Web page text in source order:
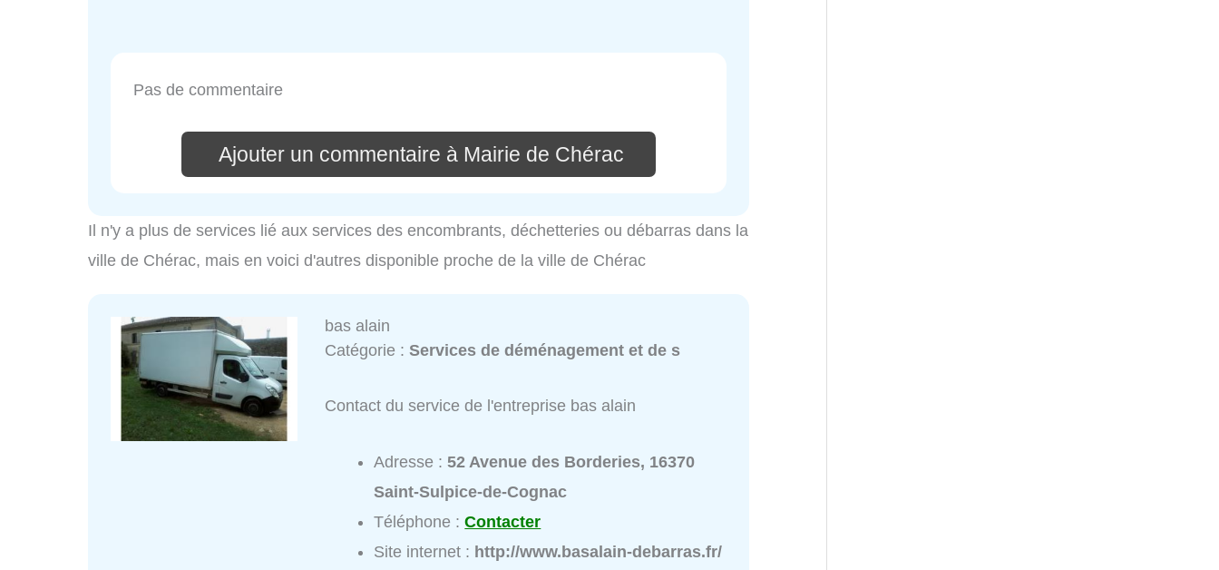
Pas de commentaire
Ajouter un commentaire à Mairie de Chérac
Il n'y a plus de services lié aux services des encombrants, déchetteries ou débarras dans la
ville de Chérac, mais en voici d'autres disponible proche de la ville de Chérac
bas alain
Catégorie :Services de déménagement et de s
Contact du service de l'entreprise bas alain
Adresse :52 Avenue des Borderies, 16370
Saint-Sulpice-de-Cognac
Téléphone :Contacter
Site internet : http://www.basalain-debarras.fr/